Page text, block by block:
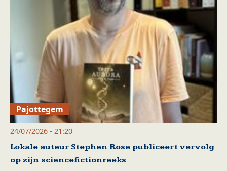
Pajottegem
24/07/2026 - 21:20
Lokale auteur Stephen Rose publiceert vervolg
op zijn sciencefictionreeks